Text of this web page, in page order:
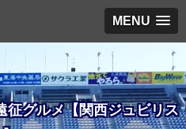
MENU
征グルメ【関西ジュビリス